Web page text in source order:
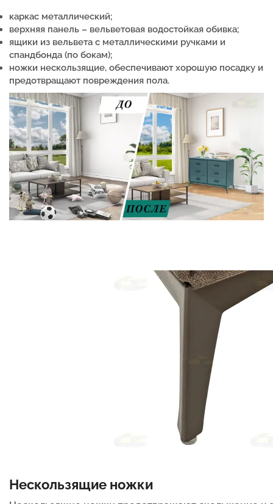
каркас металлический;
верхняя панель – вельветовая водостойкая обивка;
ящики из вельвета с металлическими ручками и
спандбонда (по бокам);
ножки нескользящие, обеспечивают хорошую посадку и
предотвращают повреждения пола.
Нескользящие ножки